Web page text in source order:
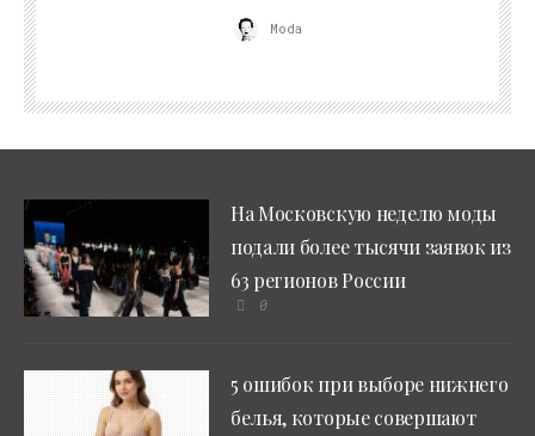
Moda
На Московскую неделю моды
подали более тысячи заявок из
63 регионов России
0
5 ошибок при выборе нижнего
белья, которые совершают